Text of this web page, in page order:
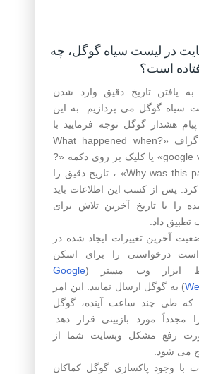
در لیست سیاه گوگل، چه
است؟
یافتن تاریخ دقیق وارد شدن
سیاه گوگل می پردازیم. به این
هشدار گوگل توجه فرمایید با
مراجعه به پاراگراف «?What happened when
google visited this site» یا کلیک بر روی دکمه «?
Why was this page is blocked» ، تاریخ دقیق را
کرد. پس از کسب این اطلاعات باید
را با تاریخ آخرین تلاش برای
تطبیق داد.
آخرین تغییرات ایجاد شده در
است درخواستی را برای اسکن
ابزار وب مستر (Google
) به گوگل ارسال نمایید. این امر
طی چند ساعت آینده، گوگل
مجدداً مورد بازبینی قرار دهد.
رفع مشکل وبسایت شما از
می شود.
با وجود پاکسازی گوگل کماکان